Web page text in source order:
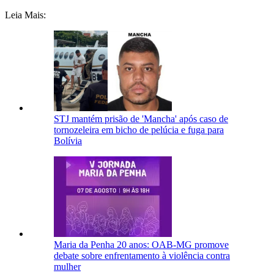
Leia Mais:
STJ mantém prisão de 'Mancha' após caso de
tornozeleira em bicho de pelúcia e fuga para
Bolívia
Maria da Penha 20 anos: OAB-MG promove
debate sobre enfrentamento à violência contra
mulher